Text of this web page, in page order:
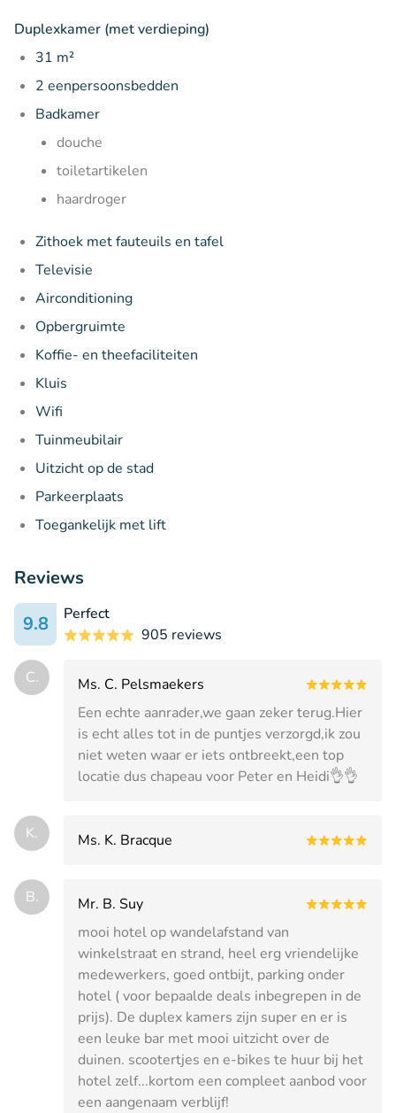
Duplexkamer (met verdieping)
31 m²
2 eenpersoonsbedden
Badkamer
douche
toiletartikelen
haardroger
Zithoek met fauteuils en tafel
Televisie
Airconditioning
Opbergruimte
Koffie- en theefaciliteiten
Kluis
Wifi
Tuinmeubilair
Uitzicht op de stad
Parkeerplaats
Toegankelijk met lift
Reviews
9.8
Perfect
905 reviews
C.
Ms. C. Pelsmaekers
Een echte aanrader,we gaan zeker terug.Hier
is echt alles tot in de puntjes verzorgd,ik zou
niet weten waar er iets ontbreekt,een top
locatie dus chapeau voor Peter en Heidi👌👌
K. Ms. K. Bracque
B.
Mr. B. Suy
mooi hotel op wandelafstand van
winkelstraat en strand, heel erg vriendelijke
medewerkers, goed ontbijt, parking onder
hotel ( voor bepaalde deals inbegrepen in de
prijs). De duplex kamers zijn super en er is
een leuke bar met mooi uitzicht over de
duinen. scootertjes en e-bikes te huur bij het
hotel zelf...kortom een compleet aanbod voor
een aangenaam verblijf!